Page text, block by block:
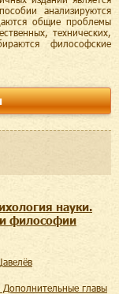
анализируются
общие проблемы
технических,
философские
науки.
философии